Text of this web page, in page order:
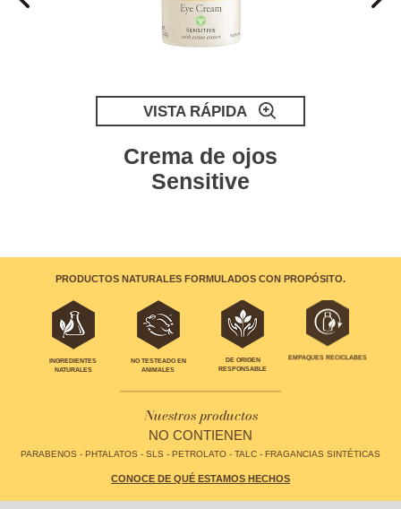
VISTA RÁPIDA
Crema de ojos
Sensitive
PRODUCTOS NATURALES FORMULADOS CON PROPÓSITO.
INGREDIENTES
NATURALES
NO TESTEADO EN
ANIMALES
DE ORIGEN
RESPONSABLE
EMPAQUES RECICLABES
Nuestros productos
NO CONTIENEN
PARABENOS - PHTALATOS - SLS - PETROLATO - TALC - FRAGANCIAS SINTÉTICAS
CONOCE DE QUÉ ESTAMOS HECHOS